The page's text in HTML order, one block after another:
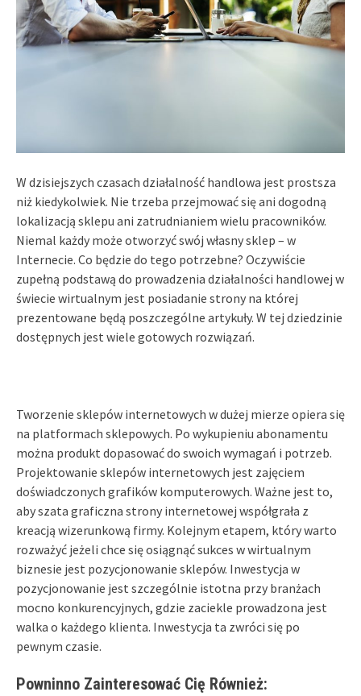
W dzisiejszych czasach działalność handlowa jest prostsza
niż kiedykolwiek. Nie trzeba przejmować się ani dogodną
lokalizacją sklepu ani zatrudnianiem wielu pracowników.
Niemal każdy może otworzyć swój własny sklep – w
Internecie. Co będzie do tego potrzebne? Oczywiście
zupełną podstawą do prowadzenia działalności handlowej w
świecie wirtualnym jest posiadanie strony na której
prezentowane będą poszczególne artykuły. W tej dziedzinie
dostępnych jest wiele gotowych rozwiązań.
Tworzenie sklepów internetowych w dużej mierze opiera się
na platformach sklepowych. Po wykupieniu abonamentu
można produkt dopasować do swoich wymagań i potrzeb.
Projektowanie sklepów internetowych jest zajęciem
doświadczonych grafików komputerowych. Ważne jest to,
aby szata graficzna strony internetowej współgrała z
kreacją wizerunkową firmy. Kolejnym etapem, który warto
rozważyć jeżeli chce się osiągnąć sukces w wirtualnym
biznesie jest pozycjonowanie sklepów. Inwestycja w
pozycjonowanie jest szczególnie istotna przy branżach
mocno konkurencyjnych, gdzie zaciekle prowadzona jest
walka o każdego klienta. Inwestycja ta zwróci się po
pewnym czasie.
Powninno Zainteresować Cię Również: